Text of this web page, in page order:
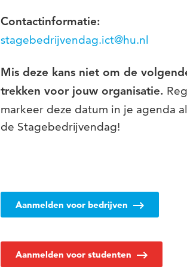
Contactinformatie:
stagebedrijvendag.ict@hu.nl
Mis deze kans niet om de
trekken voor jouw organisatie.
markeer deze datum in je agenda
de Stagebedrijvendag!
Aanmelden voor bedrijven
Aanmelden voor studenten